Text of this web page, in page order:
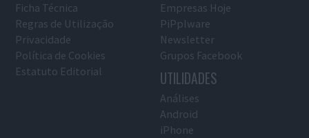
Ficha Técnica
Regras de Utilização
Privacidade
Política de Cookies
Estatuto Editorial
Empresas Hoje
PiPplware
Newsletter
Grupos Facebook
UTILIDADES
Análises
Android
iPhone